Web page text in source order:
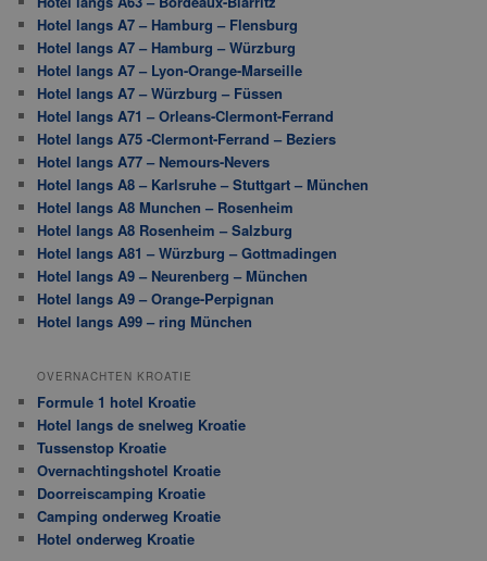
Hotel langs A7 – Hamburg – Flensburg
Hotel langs A7 – Hamburg – Würzburg
Hotel langs A7 – Lyon-Orange-Marseille
Hotel langs A7 – Würzburg – Füssen
Hotel langs A71 – Orleans-Clermont-Ferrand
Hotel langs A75 -Clermont-Ferrand – Beziers
Hotel langs A77 – Nemours-Nevers
Hotel langs A8 – Karlsruhe – Stuttgart – München
Hotel langs A8 Munchen – Rosenheim
Hotel langs A8 Rosenheim – Salzburg
Hotel langs A81 – Würzburg – Gottmadingen
Hotel langs A9 – Neurenberg – München
Hotel langs A9 – Orange-Perpignan
Hotel langs A99 – ring München
OVERNACHTEN KROATIE
Formule 1 hotel Kroatie
Hotel langs de snelweg Kroatie
Tussenstop Kroatie
Overnachtingshotel Kroatie
Doorreiscamping Kroatie
Camping onderweg Kroatie
Hotel onderweg Kroatie